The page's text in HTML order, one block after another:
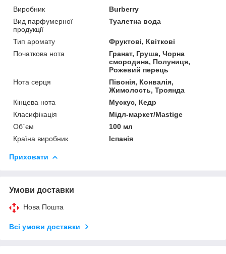
Виробник
Burberry
Вид парфумерної
продукції
Туалетна вода
Тип аромату
Фруктові, Квіткові
Початкова нота
Гранат, Груша, Чорна
смородина, Полуниця,
Рожевий перець
Нота серця
Півонія, Конвалія,
Жимолость, Троянда
Кінцева нота
Мускус, Кедр
Класифікація
Мідл-маркет/Mastige
Об`єм
100 мл
Країна виробник
Іспанія
Приховати
Умови доставки
Нова Пошта
Всі умови доставки